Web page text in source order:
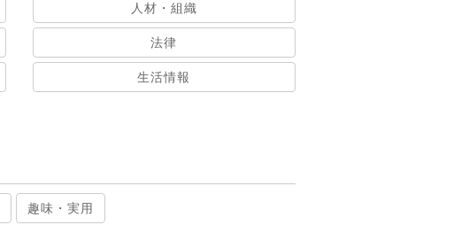
人材・組織
法律
生活情報
趣味・実用